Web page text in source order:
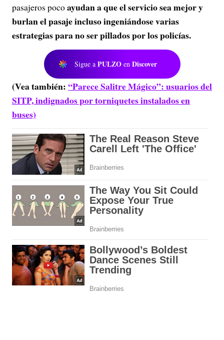
pasajeros pocoayudan a que el servicio sea mejor y
burlan el pasaje incluso ingeniándose varias
estrategias para no ser pillados por los policías.
Sigue a PULZO en Discover
(Vea también:“Parece Salitre Mágico”: usuarios del
SITP, indignados por torniquetes instalados en
buses)